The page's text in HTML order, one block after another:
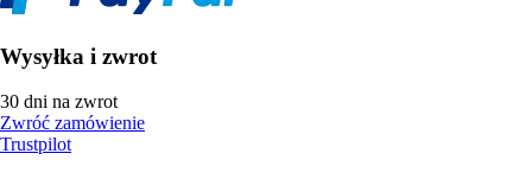
Wysyłka i zwrot
30 dni na zwrot
Zwróć zamówienie
Trustpilot